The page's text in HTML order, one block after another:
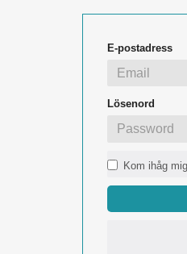
E-postadress
Lösenord
Kom ihåg mig